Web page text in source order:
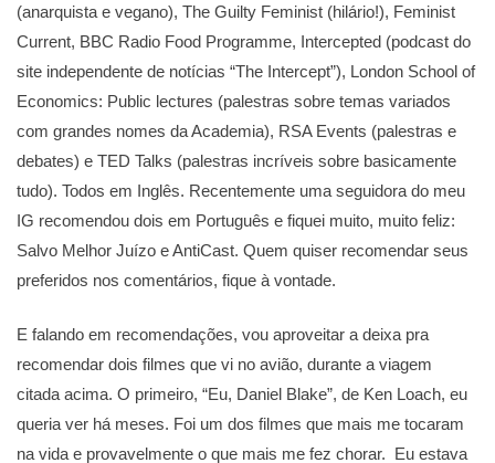
(anarquista e vegano), The Guilty Feminist (hilário!), Feminist
Current, BBC Radio Food Programme, Intercepted (podcast do
site independente de notícias “The Intercept”), London School of
Economics: Public lectures (palestras sobre temas variados
com grandes nomes da Academia), RSA Events (palestras e
debates) e TED Talks (palestras incríveis sobre basicamente
tudo). Todos em Inglês. Recentemente uma seguidora do meu
IG recomendou dois em Português e fiquei muito, muito feliz:
Salvo Melhor Juízo e AntiCast. Quem quiser recomendar seus
preferidos nos comentários, fique à vontade.
E falando em recomendações, vou aproveitar a deixa pra
recomendar dois filmes que vi no avião, durante a viagem
citada acima. O primeiro, “Eu, Daniel Blake”, de Ken Loach, eu
queria ver há meses. Foi um dos filmes que mais me tocaram
na vida e provavelmente o que mais me fez chorar. Eu estava